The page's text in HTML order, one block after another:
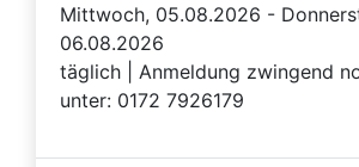
Mittwoch, 05.08.2026 -
06.08.2026
täglich | Anmeldung zwingend
unter: 0172 7926179